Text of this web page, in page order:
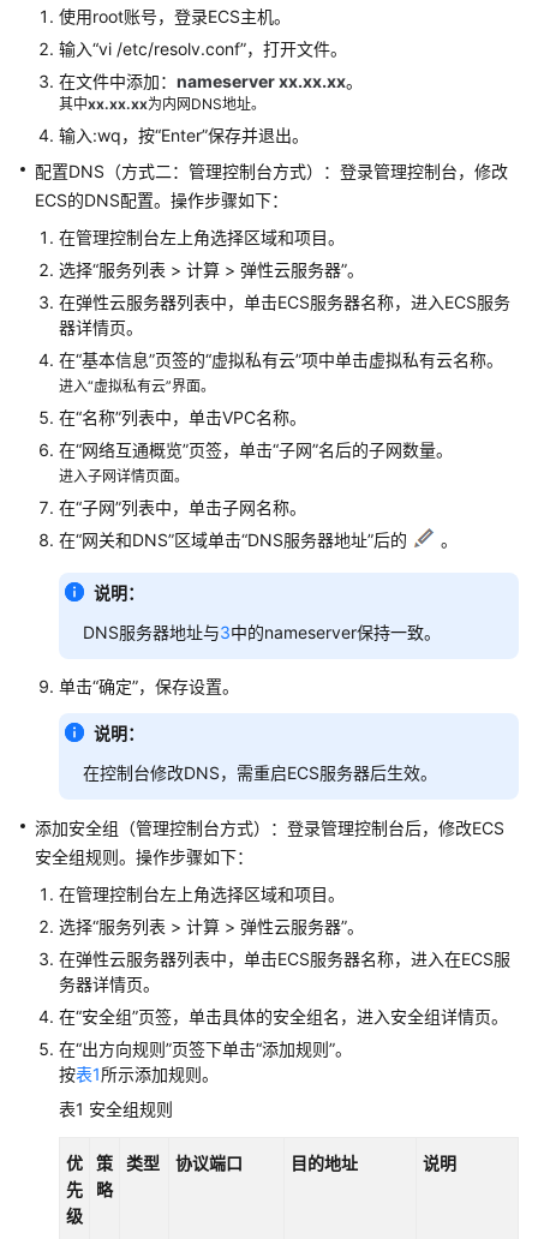
API
考
SDK
参
考
见
问
题
视
频
帮
AOM
1.0
文
多
文
南
（1.0）
（吉
隆
区
域）
用
户
指
（2.0）
（吉
隆
使用root账号，登录ECS主机。
输入“vi /etc/resolv.conf”，打开文件。
在文件中添加： nameserver xx.xx.xx。
其中xx.xx.xx为内网DNS地址。
输入:wq，按“Enter”保存并退出。
配置DNS（方式二：管理控制台方式）：登录管理控制台，修改
ECS的DNS配置。操作步骤如下：
在管理控制台左上角选择区域和项目。
选择“服务列表 > 计算 > 弹性云服务器”。
在弹性云服务器列表中，单击ECS服务器名称，进入ECS服务
器详情页。
在“基本信息”页签的“虚拟私有云”项中单击虚拟私有云名称。
进入“虚拟私有云”界面。
在“名称”列表中，单击VPC名称。
在“网络互通概览”页签，单击“子网”名后的子网数量。
进入子网详情页面。
在“子网”列表中，单击子网名称。
在“网关和DNS”区域单击“DNS服务器地址”后的
。
说明：
DNS服务器地址与3中的nameserver保持一致。
单击“确定”，保存设置。
说明：
在控制台修改DNS，需重启ECS服务器后生效。
添加安全组（管理控制台方式）：登录管理控制台后，修改ECS
安全组规则。操作步骤如下：
在管理控制台左上角选择区域和项目。
选择“服务列表 > 计算 > 弹性云服务器”。
在弹性云服务器列表中，单击ECS服务器名称，进入在ECS服
务器详情页。
在“安全组”页签，单击具体的安全组名，进入安全组详情页。
在“出方向规则”页签下单击“添加规则”。
按表1所示添加规则。
表1 安全组规则
优
先
级
策
略
类型 协议端口 目的地址 说明